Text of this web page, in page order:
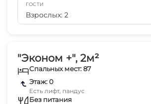
"Эконом +", 2м²
Спальных мест: 87
Этаж: 0
Есть лифт, пандус
Без питания
ГОСТИ
Взрослых: 2